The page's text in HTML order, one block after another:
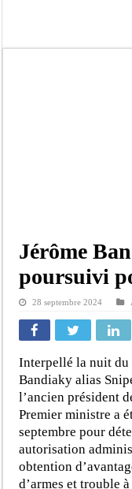
Jérôme
poursuivi
28 septembre 2024
Interpellé la nuit du
Bandiaky alias
l’ancien président
Premier ministre a
septembre pour
autorisation
obtention
d’armes et trouble